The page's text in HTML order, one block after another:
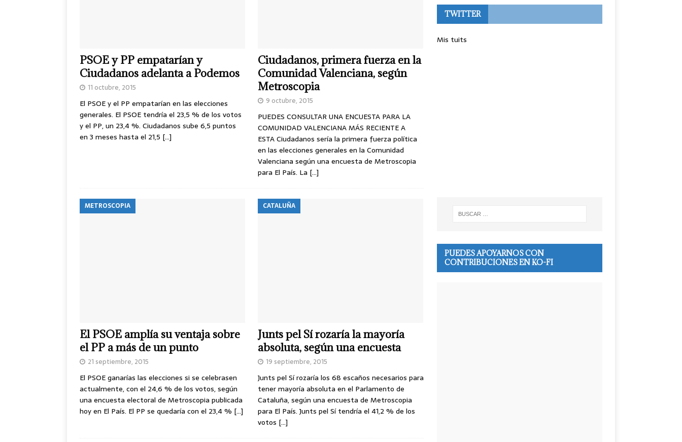
PSOE y PP empatarían y
Ciudadanos adelanta a Podemos
11 octubre, 2015
El PSOE y el PP empatarían en las elecciones
generales. El PSOE tendría el 23,5 % de los votos
y el PP, un 23,4 %. Ciudadanos sube 6,5 puntos
en 3 meses hasta el 21,5 […]
Ciudadanos, primera fuerza en la
Comunidad Valenciana, según
Metroscopia
9 octubre, 2015
PUEDES CONSULTAR UNA ENCUESTA PARA LA
COMUNIDAD VALENCIANA MÁS RECIENTE A
ESTA Ciudadanos sería la primera fuerza política
en las elecciones generales en la Comunidad
Valenciana según una encuesta de Metroscopia
para El País. La […]
METROSCOPIA
El PSOE amplía su ventaja sobre
el PP a más de un punto
21 septiembre, 2015
El PSOE ganarías las elecciones si se celebrasen
actualmente, con el 24,6 % de los votos, según
una encuesta electoral de Metroscopia publicada
hoy en El País. El PP se quedaría con el 23,4 % […]
CATALUÑA
Junts pel Sí rozaría la mayoría
absoluta, según una encuesta
19 septiembre, 2015
Junts pel Sí rozaría los 68 escaños necesarios para
tener mayoría absoluta en el Parlamento de
Cataluña, según una encuesta de Metroscopia
para El País. Junts pel Sí tendría el 41,2 % de los
votos […]
TWITTER
Mis tuits
PUEDES APOYARNOS CON
CONTRIBUCIONES EN KO-FI